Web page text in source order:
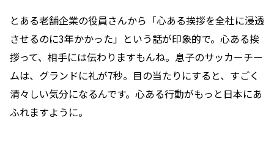
とある老舗企業の役員さんから「心ある挨拶を全社に浸透
させるのに3年かかった」という話が印象的で。心ある挨
拶って、相手には伝わりますもんね。息子のサッカーチー
ムは、グランドに礼が7秒。目の当たりにすると、すごく
清々しい気分になるんです。心ある行動がもっと日本にあ
ふれますように。